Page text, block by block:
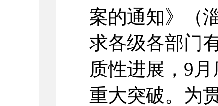
案的通知》（
求各级各部门
质性进展，9
重大突破。为